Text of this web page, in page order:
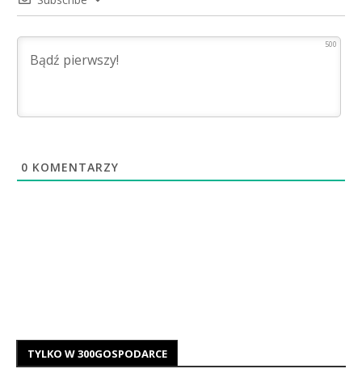
500
0 KOMENTARZY
TYLKO W 300GOSPODARCE